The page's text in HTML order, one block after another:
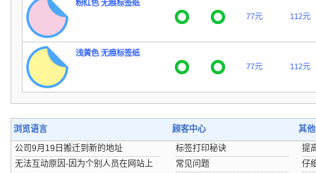
粉红色 无痕标签纸
77元
112元
浅黄色 无痕标签纸
77元
112元
浏览语言
公司9月19日搬迁到新的地址
无法互动原因-因为个别人员在网站上
顾客中心
标签打印秘诀
常见问题
其
提
仔